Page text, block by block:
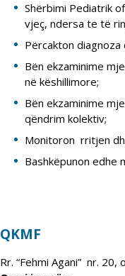
Shërbimi Pediatrik
vjeç, ndersa te të
Përcakton
Bën ekzaminime
në këshillimore;
Bën ekzaminime
qëndrim kolektiv;
Monitoron rritjen
Bashkëpunon
QKMF
Rr. “Fehmi Agani” nr.